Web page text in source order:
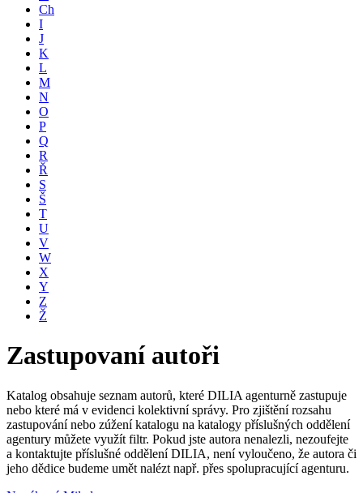
Ch
I
J
K
L
M
N
O
P
Q
R
Ř
S
Š
T
U
V
W
X
Y
Z
Ž
Zastupovaní autoři
Katalog obsahuje seznam autorů, které DILIA agenturně zastupuje
nebo které má v evidenci kolektivní správy. Pro zjištění rozsahu
zastupování nebo zúžení katalogu na katalogy příslušných oddělení
agentury můžete využít filtr. Pokud jste autora nenalezli, nezoufejte
a kontaktujte příslušné oddělení DILIA, není vyloučeno, že autora či
jeho dědice budeme umět nalézt např. přes spolupracující agenturu.